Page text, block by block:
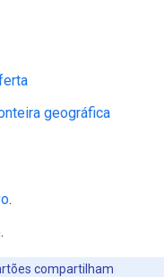
geográfica
.
.
compartilham